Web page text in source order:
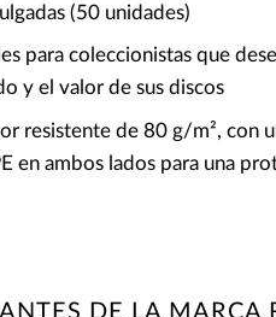
(50 unidades)
para coleccionistas que
y el valor de sus discos
resistente de 80 g/m², con
en ambos lados para una